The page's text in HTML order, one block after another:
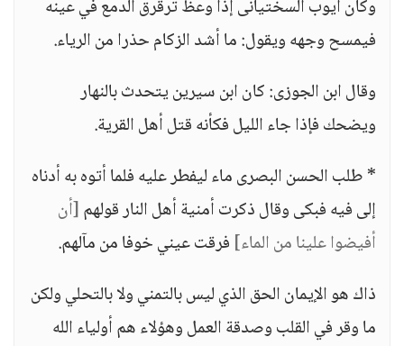
وكان أيوب السختيانى إذا وعظ ترقرق الدمع في عينه
فيمسح وجهه ويقول: ما أشد الزكام حذرا من الرياء.
وقال ابن الجوزى: كان ابن سيرين يتحدث بالنهار
ويضحك فإذا جاء الليل فكأنه قتل أهل القرية.
* طلب الحسن البصرى ماء ليفطر عليه فلما أتوه به أدناه
إلى فيه فبكى وقال ذكرت أمنية أهل النار قولهم[أن
أفيضوا علينا من الماء] فرقت عيني خوفا من مآلهم.
ذاك هو الإيمان الحق الذي ليس بالتمني ولا بالتحلي ولكن
ما وقر في القلب وصدقة العمل وهؤلاء هم أولياء الله